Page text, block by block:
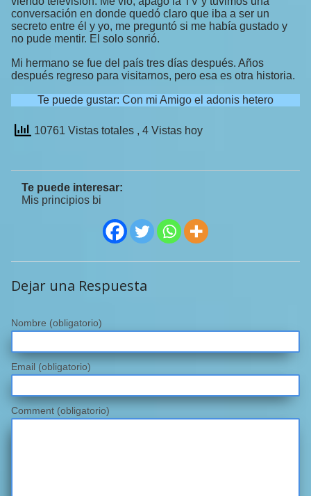
conversación en donde quedó claro que iba a ser un
secreto entre él y yo, me preguntó si me había gustado y
no pude mentir. El solo sonrió.
Mi hermano se fue del país tres días después. Años
después regreso para visitarnos, pero esa es otra historia.
Te puede gustar: Con mi Amigo el adonis hetero
10761 Vistas totales , 4 Vistas hoy
Te puede interesar:
Mis principios bi
Dejar una Respuesta
Nombre (obligatorio)
Email (obligatorio)
Comment (obligatorio)